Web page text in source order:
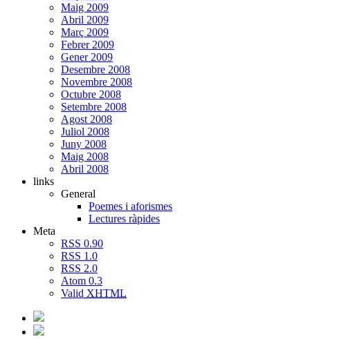
Maig 2009
Abril 2009
Març 2009
Febrer 2009
Gener 2009
Desembre 2008
Novembre 2008
Octubre 2008
Setembre 2008
Agost 2008
Juliol 2008
Juny 2008
Maig 2008
Abril 2008
links
General
Poemes i aforismes
Lectures ràpides
Meta
RSS 0.90
RSS 1.0
RSS 2.0
Atom 0.3
Valid XHTML